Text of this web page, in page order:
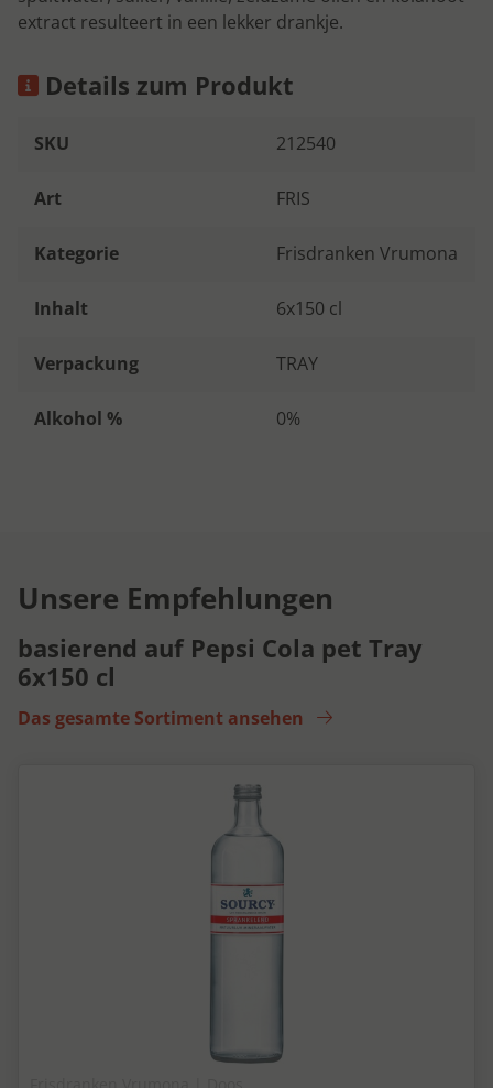
extract resulteert in een lekker drankje.
Details zum Produkt
SKU 212540
Art FRIS
Kategorie Frisdranken Vrumona
Inhalt 6x150 cl
Verpackung TRAY
Alkohol % 0%
Unsere Empfehlungen
basierend auf Pepsi Cola pet Tray
6x150 cl
Das gesamte Sortiment ansehen